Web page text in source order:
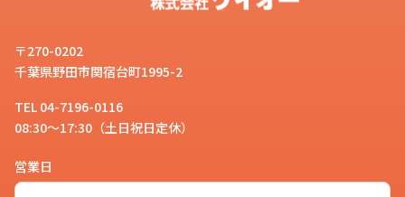
〒270-0202
千葉県野田市関宿台町1995-2
TEL 04-7196-0116
08:30～17:30（土日祝日定休）
営業日